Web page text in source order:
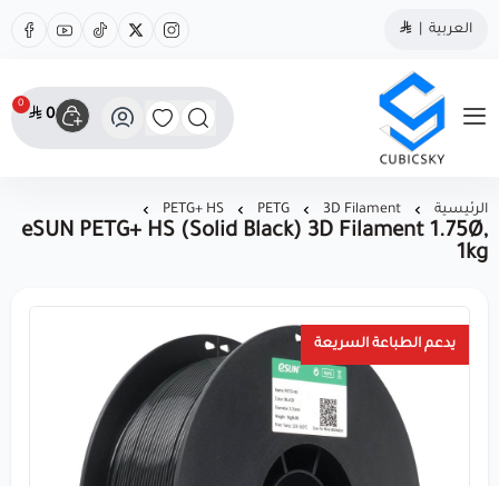
العربية
مؤسسة كيوبك سكاي
0
0
الرئيسية 3D Filament
PETG
PETG+ HS
eSUN PETG+ HS (Solid Black) 3D Filament 1.75Ø,
1kg
يدعم الطباعة السريعة